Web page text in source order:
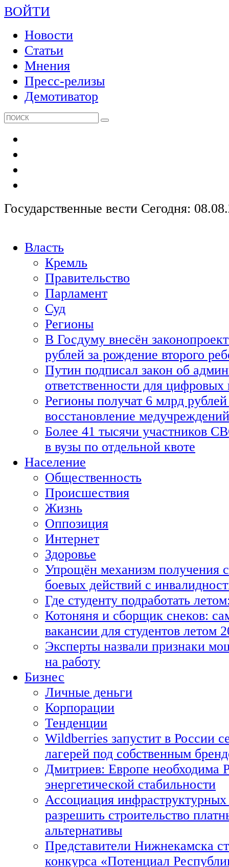
ВОЙТИ
Новости
Статьи
Мнения
Пресс-релизы
Демотиватор
Государственные вести Сегодня:
Власть
Кремль
Правительство
Парламент
Суд
Регионы
В Госдуму внесён
рублей за рождение второго
Путин подписал закон об
ответственности для
Регионы получат 6 млрд рублей
восстановление медучреждений
Более 41 тысячи участников
в вузы по отдельной квоте
Население
Общественность
Происшествия
Жизнь
Оппозиция
Интернет
Здоровье
Упрощён механизм получения
боевых действий с
Где студенту подработать
Котоняня и сборщик снеков:
вакансии для студентов летом
Эксперты назвали признаки
на работу
Бизнес
Личные деньги
Корпорации
Тенденции
Wildberries запустит в России
лагерей под собственным
Дмитриев: Европе необходима
энергетической стабильности
Ассоциация
разрешить строительство
альтернативы
Представители Нижнекамска
конкурса «Потенциал